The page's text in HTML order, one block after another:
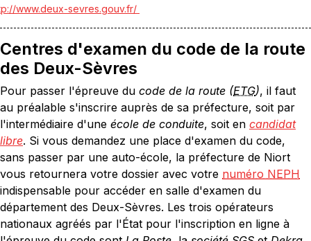
www.deux-sevres.gouv.fr/
Centres d'examen du code de la route
des Deux-Sèvres
Pour passer l'épreuve du code de la route (ETG), il faut
au préalable s'inscrire auprès de sa préfecture, soit par
l'intermédiaire d'une école de conduite, soit en candidat
libre. Si vous demandez une place d'examen du code,
sans passer par une auto-école, la préfecture de Niort
vous retournera votre dossier avec votre numéro NEPH
indispensable pour accéder en salle d'examen du
département des Deux-Sèvres. Les trois opérateurs
nationaux agréés par l'État pour l'inscription en ligne à